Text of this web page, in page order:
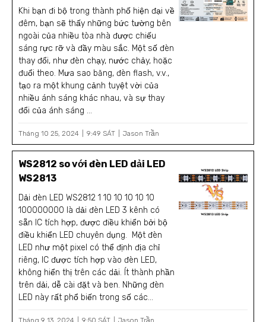
Khi bạn đi bộ trong thành phố hiện đại về
đêm, bạn sẽ thấy những bức tường bên
ngoài của nhiều tòa nhà được chiếu
sáng rực rỡ và đầy màu sắc. Một số đèn
thay đổi, như đèn chạy, nước chảy, hoặc
đuổi theo. Mưa sao băng, đèn flash, v.v.,
tạo ra một khung cảnh tuyệt vời của
nhiều ánh sáng khác nhau, và sự thay
đổi của ánh sáng ...
Tháng 10 25, 2024 9:49 SÁT Jason Trần
WS2812 so với đèn LED dải LED
WS2813
Dải đèn LED WS2812 1 10 10 10 10 10
100000000 là dải đèn LED 3 kênh có
sẵn IC tích hợp, được điều khiển bởi bộ
điều khiển LED chuyên dụng. Một đèn
LED như một pixel có thể định địa chỉ
riêng, IC được tích hợp vào đèn LED,
không hiển thị trên các dải. Ít thành phần
trên dải, dễ cài đặt và ben. Những đèn
LED này rất phổ biến trong số các...
Tháng 9 13, 2024 9:50 SÁT Jason Trần